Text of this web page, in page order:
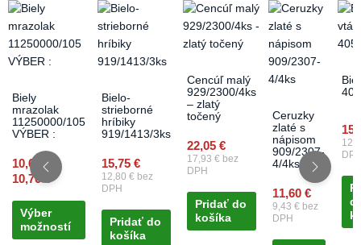
Biely
mrazolak
11250000/105
VÝBER :
10,60€
–
10,70
range:
10,60 €
10,70 €
Výber
možností
This
product
has
multiple
The
options
may
chosen
the
product
page
Bielo-
strieborné
hríbiky
919/1413/3ks
15,75 €
12,80 € bez
DPH
Pridať do
košíka
Cencúľ malý
929/2300/4ks
– zlatý
točený
22,05 €
17,93 € bez
DPH
Pridať do
košíka
Ceruzky
zlaté s
nápisom
909/2307-
4/4ks
11,60 €
9,43 € bez
DPH